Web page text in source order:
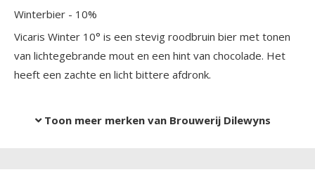
Winterbier - 10%
Vicaris Winter 10° is een stevig roodbruin bier met tonen
van lichtegebrande mout en een hint van chocolade. Het
heeft een zachte en licht bittere afdronk.
Toon meer merken van Brouwerij Dilewyns